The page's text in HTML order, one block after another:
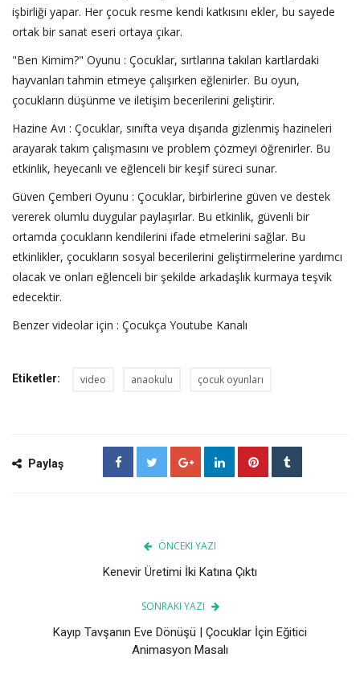
işbirliği yapar. Her çocuk resme kendi katkısını ekler, bu sayede
ortak bir sanat eseri ortaya çıkar.
"Ben Kimim?" Oyunu : Çocuklar, sırtlarına takılan kartlardaki
hayvanları tahmin etmeye çalışırken eğlenirler. Bu oyun,
çocukların düşünme ve iletişim becerilerini geliştirir.
Hazine Avı : Çocuklar, sınıfta veya dışarıda gizlenmiş hazineleri
arayarak takım çalışmasını ve problem çözmeyi öğrenirler. Bu
etkinlik, heyecanlı ve eğlenceli bir keşif süreci sunar.
Güven Çemberi Oyunu : Çocuklar, birbirlerine güven ve destek
vererek olumlu duygular paylaşırlar. Bu etkinlik, güvenli bir
ortamda çocukların kendilerini ifade etmelerini sağlar. Bu
etkinlikler, çocukların sosyal becerilerini geliştirmelerine yardımcı
olacak ve onları eğlenceli bir şekilde arkadaşlık kurmaya teşvik
edecektir.
Benzer videolar için : Çocukça Youtube Kanalı
Etiketler: video anaokulu çocuk oyunları
Paylaş
ÖNCEKI YAZI
Kenevir Üretimi İki Katına Çıktı
SONRAKI YAZI
Kayıp Tavşanın Eve Dönüşü | Çocuklar İçin Eğitici
Animasyon Masalı